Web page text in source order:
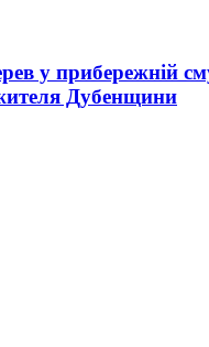
у прибережній
Дубенщини